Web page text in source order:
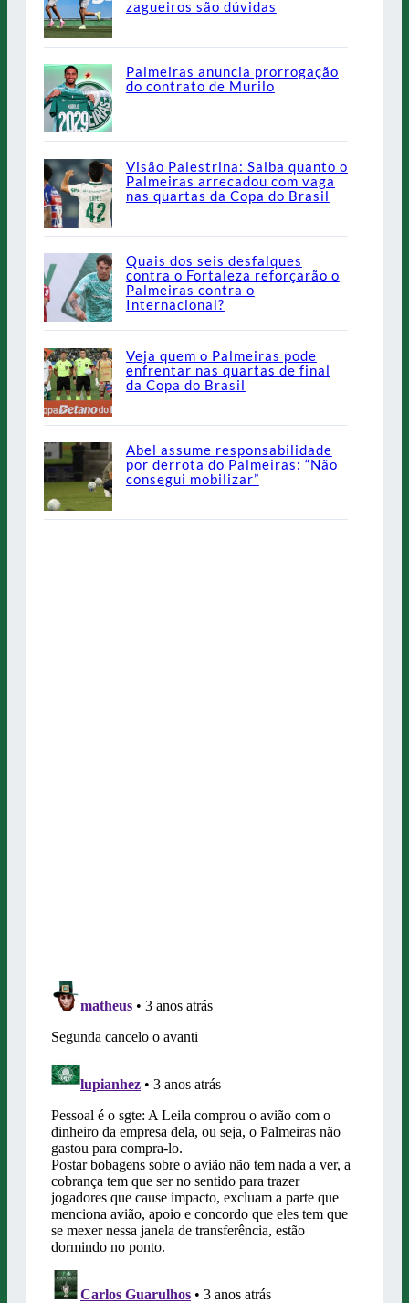
zagueiros são dúvidas
Palmeiras anuncia prorrogação
do contrato de Murilo
Visão Palestrina: Saiba quanto o
Palmeiras arrecadou com vaga
nas quartas da Copa do Brasil
Quais dos seis desfalques
contra o Fortaleza reforçarão o
Palmeiras contra o
Internacional?
Veja quem o Palmeiras pode
enfrentar nas quartas de final
da Copa do Brasil
Abel assume responsabilidade
por derrota do Palmeiras: “Não
consegui mobilizar”